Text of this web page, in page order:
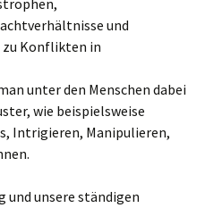
und
zu Konflikten in
unter den Menschen dabei
wie beispielsweise
Intrigieren, Manipulieren,
unsere ständigen